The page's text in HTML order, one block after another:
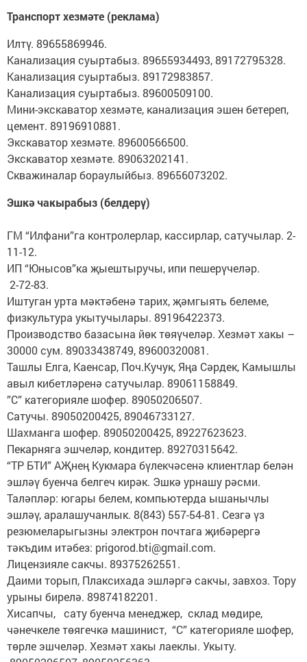
Транспорт хезмәте (реклама)
Илтү. 89655869946.
Канализация суыртабыз. 89655934493, 89172795328.
Канализация суыртабыз. 89172983857.
Канализация суыртабыз. 89600509100.
Мини-экскаватор хезмәте, канализация эшен бетереп,
цемент. 89196910881.
Экскаватор хезмәте. 89600566500.
Экскаватор хезмәте. 89063202141.
Скважиналар бораулыйбыз. 89656073202.
Эшкә чакырабыз (белдерү)
ГМ “Илфани”га контролерлар, кассирлар, сатучылар. 2-
11-12.
ИП “Юнысов”ка җыештыручы, ипи пешерүчеләр.
2-72-83.
Иштуган урта мәктәбенә тарих, җәмгыять белеме,
физкультура укытучылары. 89196422373.
Производство базасына йөк төяүчеләр. Хезмәт хакы –
30000 сум. 89033438749, 89600320081.
Ташлы Елга, Каенсар, Поч.Кучук, Яңа Сәрдек, Камышлы
авыл кибетләренә сатучылар. 89061158849.
”С” категорияле шофер. 89050206507.
Сатучы. 89050200425, 89046733127.
Шахманга шофер. 89050200425, 89227623623.
Пекарняга эшчеләр, кондитер. 89270315642.
“ТР БТИ” АҖнең Кукмара бүлекчәсенә клиентлар белән
эшләү буенча белгеч кирәк. Эшкә урнашу рәсми.
Таләпләр: югары белем, компьютерда ышанычлы
эшләү, аралашучанлык. 8(843) 557-54-81. Сезгә үз
резюмеларыгызны электрон почтага җибәрергә
тәкъдим итәбез: prigorod.bti@gmail.com.
Лицензияле сакчы. 89375262551.
Даими торып, Плаксихада эшләргә сакчы, завхоз. Тору
урыны бирелә. 89874182201.
Хисапчы, сату буенча менеджер, склад мөдире,
чәнечкеле төягечкә машинист, “С” категорияле шофер,
төрле эшчеләр. Хезмәт хакы лаеклы. Укыту.